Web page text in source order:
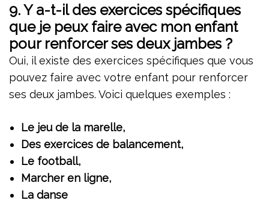
9.Y a-t-il des exercices spécifiques
que je peux faire avec mon enfant
pour renforcer ses deux jambes ?
Oui, il existe des exercices spécifiques que vous
pouvez faire avec votre enfant pour renforcer
ses deux jambes. Voici quelques exemples :
Le jeu de la marelle,
Des exercices de balancement,
Le football,
Marcher en ligne,
La danse